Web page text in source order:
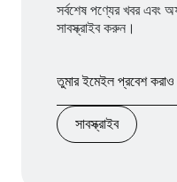
সর্বশেষ পণ্যের খবর এবং
সাবস্ক্রাইব করুন।
সাবস্ক্রাইব